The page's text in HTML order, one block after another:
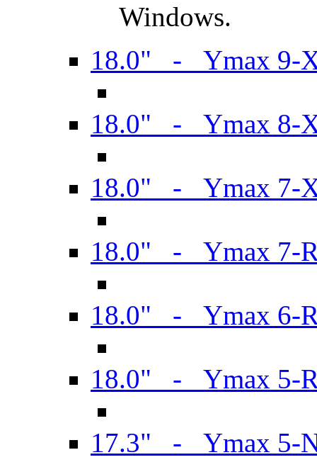
Windows.
18.0" - Ymax 9-
18.0" - Ymax 8-
18.0" - Ymax 7-
18.0" - Ymax 7-
18.0" - Ymax 6-
18.0" - Ymax 5-
17.3" - Ymax 5-